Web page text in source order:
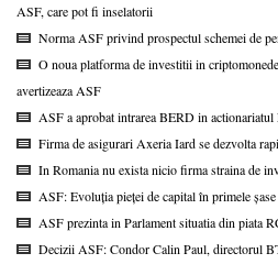
ASF, care pot fi inselatorii
Norma ASF privind prospectul schemei de
O noua platforma de investitii in
avertizeaza ASF
ASF a aprobat intrarea BERD in actionariatul
Firma de asigurari Axeria Iard se dezvolta
In Romania nu exista nicio firma straina de
ASF: Evoluția pieței de capital în primele
ASF prezinta in Parlament situatia din piata
Decizii ASF: Condor Calin Paul, directorul